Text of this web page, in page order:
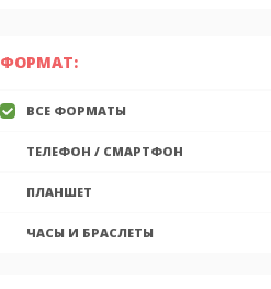
ФОРМАТ:
ВСЕ ФОРМАТЫ
ТЕЛЕФОН / СМАРТФОН
ПЛАНШЕТ
ЧАСЫ И БРАСЛЕТЫ